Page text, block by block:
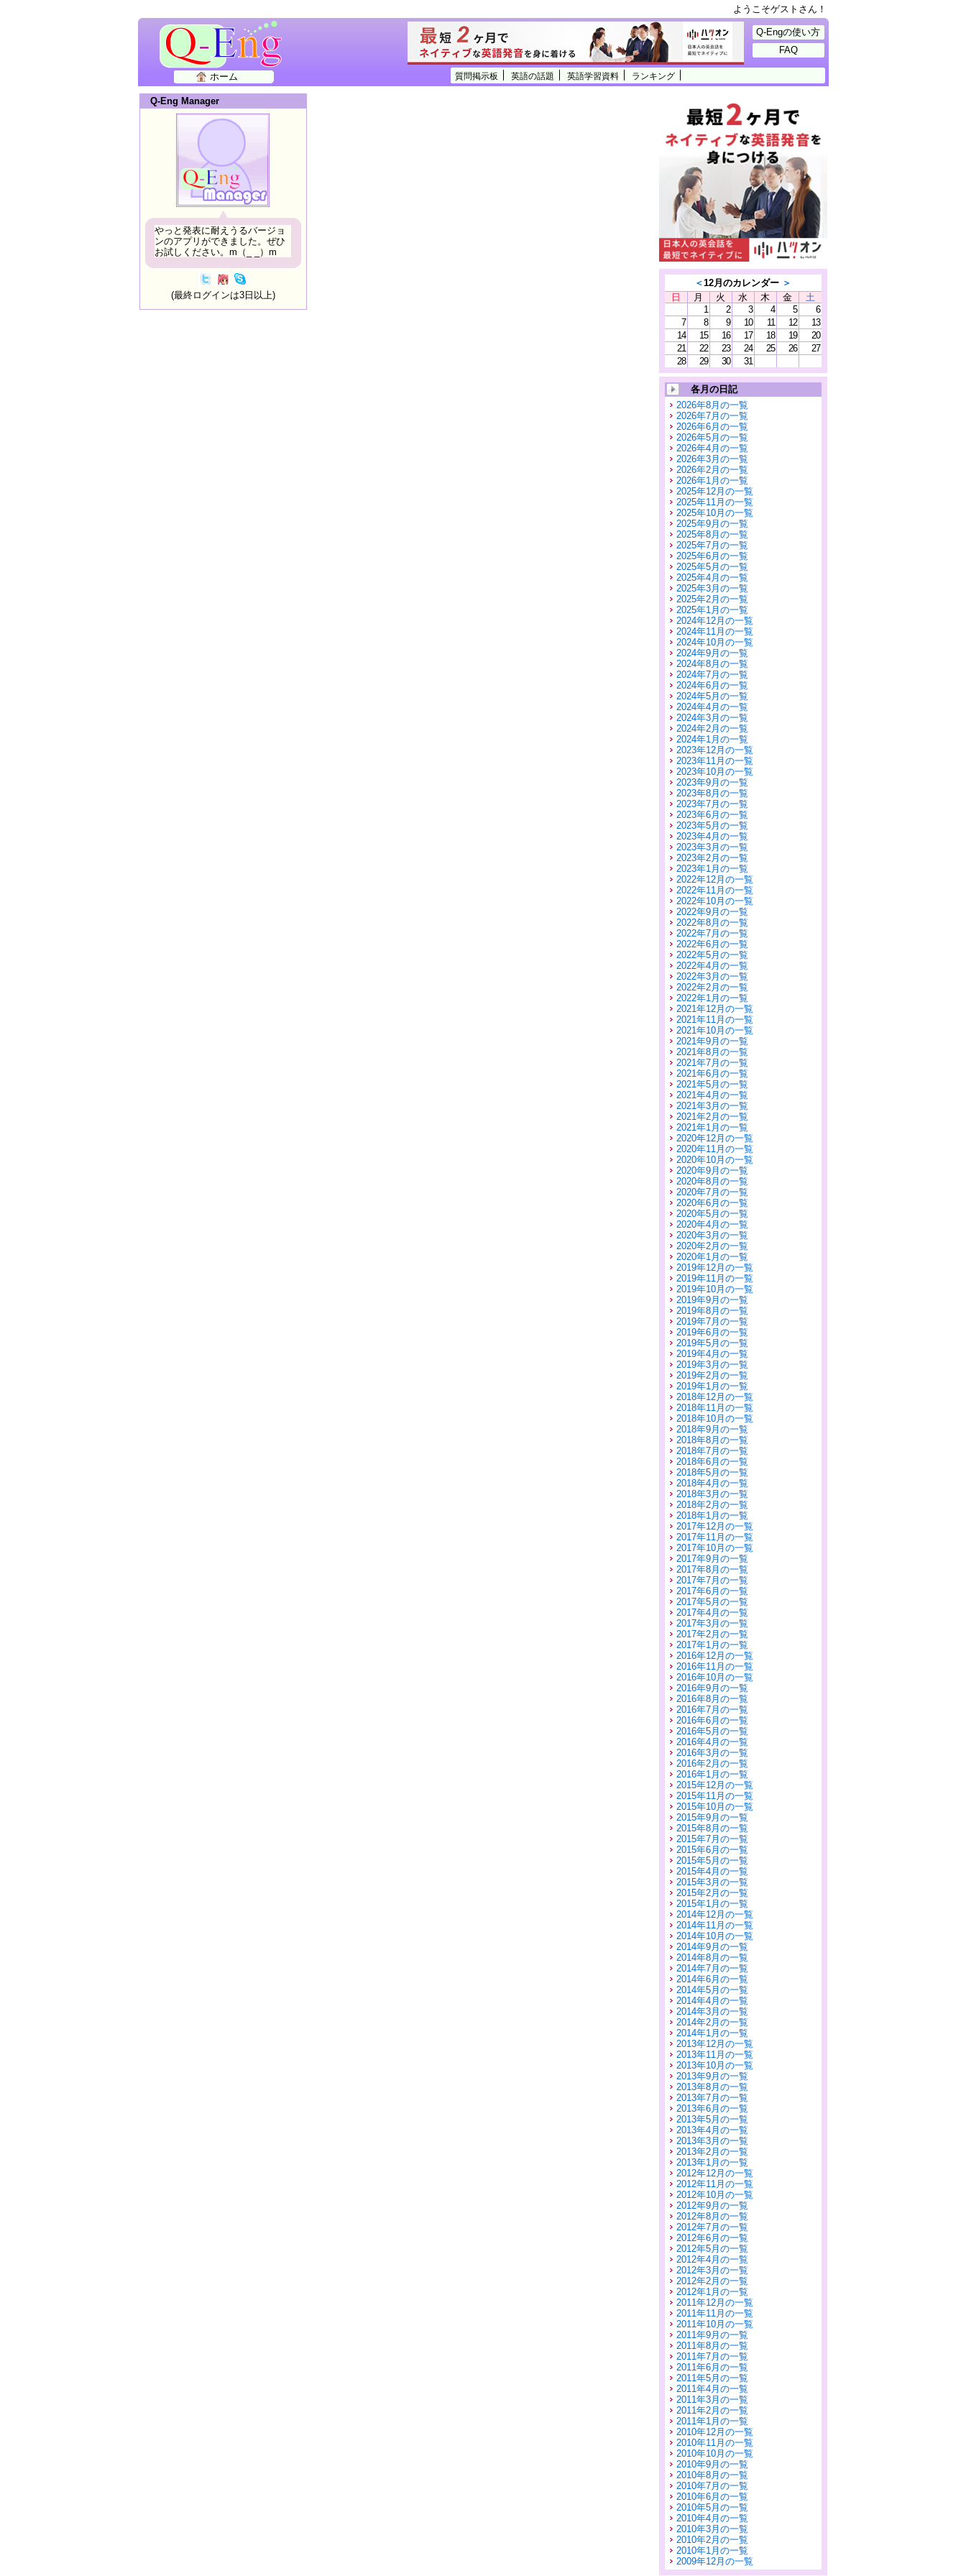
ようこそゲストさん！
質問掲示板 英語の話題 英語学習資料 ランキング
ホーム
Q-Engの使い方
FAQ
Q-Eng Manager
やっと発表に耐えうるバージョ
ンのアプリができました。ぜひ
お試しください。m（_ _）m
(最終ログインは3日以上)
＜12月のカレンダー ＞
日
月 火 水 木 金
土
1
2 3 4 5
6
7
8 9 10 11 12
13
14
15 16 17 18 19
20
21
22 23 24 25 26
27
28
29 30 31
各月の日記
2026年8月の一覧
2026年7月の一覧
2026年6月の一覧
2026年5月の一覧
2026年4月の一覧
2026年3月の一覧
2026年2月の一覧
2026年1月の一覧
2025年12月の一覧
2025年11月の一覧
2025年10月の一覧
2025年9月の一覧
2025年8月の一覧
2025年7月の一覧
2025年6月の一覧
2025年5月の一覧
2025年4月の一覧
2025年3月の一覧
2025年2月の一覧
2025年1月の一覧
2024年12月の一覧
2024年11月の一覧
2024年10月の一覧
2024年9月の一覧
2024年8月の一覧
2024年7月の一覧
2024年6月の一覧
2024年5月の一覧
2024年4月の一覧
2024年3月の一覧
2024年2月の一覧
2024年1月の一覧
2023年12月の一覧
2023年11月の一覧
2023年10月の一覧
2023年9月の一覧
2023年8月の一覧
2023年7月の一覧
2023年6月の一覧
2023年5月の一覧
2023年4月の一覧
2023年3月の一覧
2023年2月の一覧
2023年1月の一覧
2022年12月の一覧
2022年11月の一覧
2022年10月の一覧
2022年9月の一覧
2022年8月の一覧
2022年7月の一覧
2022年6月の一覧
2022年5月の一覧
2022年4月の一覧
2022年3月の一覧
2022年2月の一覧
2022年1月の一覧
2021年12月の一覧
2021年11月の一覧
2021年10月の一覧
2021年9月の一覧
2021年8月の一覧
2021年7月の一覧
2021年6月の一覧
2021年5月の一覧
2021年4月の一覧
2021年3月の一覧
2021年2月の一覧
2021年1月の一覧
2020年12月の一覧
2020年11月の一覧
2020年10月の一覧
2020年9月の一覧
2020年8月の一覧
2020年7月の一覧
2020年6月の一覧
2020年5月の一覧
2020年4月の一覧
2020年3月の一覧
2020年2月の一覧
2020年1月の一覧
2019年12月の一覧
2019年11月の一覧
2019年10月の一覧
2019年9月の一覧
2019年8月の一覧
2019年7月の一覧
2019年6月の一覧
2019年5月の一覧
2019年4月の一覧
2019年3月の一覧
2019年2月の一覧
2019年1月の一覧
2018年12月の一覧
2018年11月の一覧
2018年10月の一覧
2018年9月の一覧
2018年8月の一覧
2018年7月の一覧
2018年6月の一覧
2018年5月の一覧
2018年4月の一覧
2018年3月の一覧
2018年2月の一覧
2018年1月の一覧
2017年12月の一覧
2017年11月の一覧
2017年10月の一覧
2017年9月の一覧
2017年8月の一覧
2017年7月の一覧
2017年6月の一覧
2017年5月の一覧
2017年4月の一覧
2017年3月の一覧
2017年2月の一覧
2017年1月の一覧
2016年12月の一覧
2016年11月の一覧
2016年10月の一覧
2016年9月の一覧
2016年8月の一覧
2016年7月の一覧
2016年6月の一覧
2016年5月の一覧
2016年4月の一覧
2016年3月の一覧
2016年2月の一覧
2016年1月の一覧
2015年12月の一覧
2015年11月の一覧
2015年10月の一覧
2015年9月の一覧
2015年8月の一覧
2015年7月の一覧
2015年6月の一覧
2015年5月の一覧
2015年4月の一覧
2015年3月の一覧
2015年2月の一覧
2015年1月の一覧
2014年12月の一覧
2014年11月の一覧
2014年10月の一覧
2014年9月の一覧
2014年8月の一覧
2014年7月の一覧
2014年6月の一覧
2014年5月の一覧
2014年4月の一覧
2014年3月の一覧
2014年2月の一覧
2014年1月の一覧
2013年12月の一覧
2013年11月の一覧
2013年10月の一覧
2013年9月の一覧
2013年8月の一覧
2013年7月の一覧
2013年6月の一覧
2013年5月の一覧
2013年4月の一覧
2013年3月の一覧
2013年2月の一覧
2013年1月の一覧
2012年12月の一覧
2012年11月の一覧
2012年10月の一覧
2012年9月の一覧
2012年8月の一覧
2012年7月の一覧
2012年6月の一覧
2012年5月の一覧
2012年4月の一覧
2012年3月の一覧
2012年2月の一覧
2012年1月の一覧
2011年12月の一覧
2011年11月の一覧
2011年10月の一覧
2011年9月の一覧
2011年8月の一覧
2011年7月の一覧
2011年6月の一覧
2011年5月の一覧
2011年4月の一覧
2011年3月の一覧
2011年2月の一覧
2011年1月の一覧
2010年12月の一覧
2010年11月の一覧
2010年10月の一覧
2010年9月の一覧
2010年8月の一覧
2010年7月の一覧
2010年6月の一覧
2010年5月の一覧
2010年4月の一覧
2010年3月の一覧
2010年2月の一覧
2010年1月の一覧
2009年12月の一覧